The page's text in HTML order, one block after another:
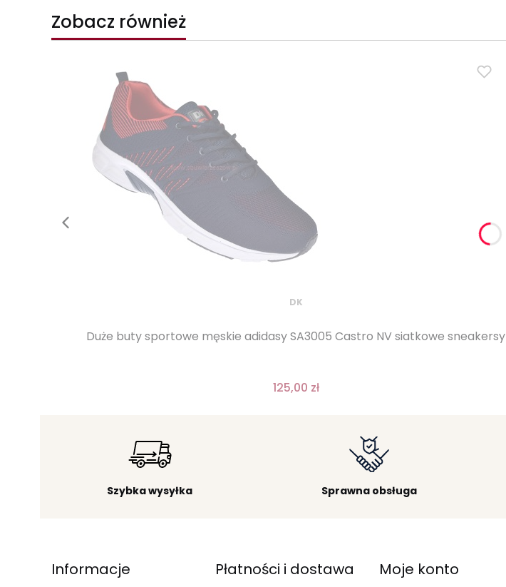
Zobacz również
DK
Duże buty sportowe męskie adidasy SA3005 Castro NV siatkowe sneakersy
125,00 zł
Szybka wysyłka Sprawna obsługa
Linki w stopce
Informacje Płatności i dostawa Moje konto